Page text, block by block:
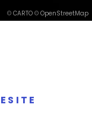
© CARTO © OpenStreetMap